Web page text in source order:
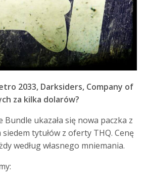
2033, Darksiders, Company of
za kilka dolarów?
ukazała się nowa paczka z
tytułów z oferty THQ. Cenę
według własnego mniemania.